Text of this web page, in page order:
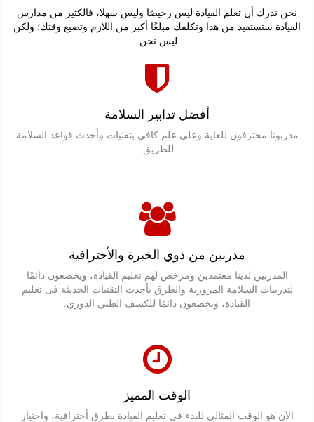
نحن ندرك أن تعلم القيادة ليس رخيصًا وليس سهلا، فالكثير من مدارس
القيادة ستستفيد من هذا وتكلفك مبلغًا أكبر من اللازم وتضيع وقتك؛ ولكن
ليس نحن.
أفضل تدابير السلامة
مدربونا محترفون للغاية وعلى علم كافي بتقنيات وأحدث قواعد السلامة
للطريق.
مدربين من ذوي الخبرة والأحترافية
المدربين لدينا معتمدين ومرخص لهم تعليم القيادة، ويخضعون دائمًا
لتدريبات السلامة المرورية والطرق بأحدث التقنيات الحديثة فى تعليم
القيادة، ويخضعون دائمًا للكشف الطبي الدوري.
الوقت المميز
الآن هو الوقت المثالي للبدء في تعليم القيادة بطرق أحترافية، واختيار